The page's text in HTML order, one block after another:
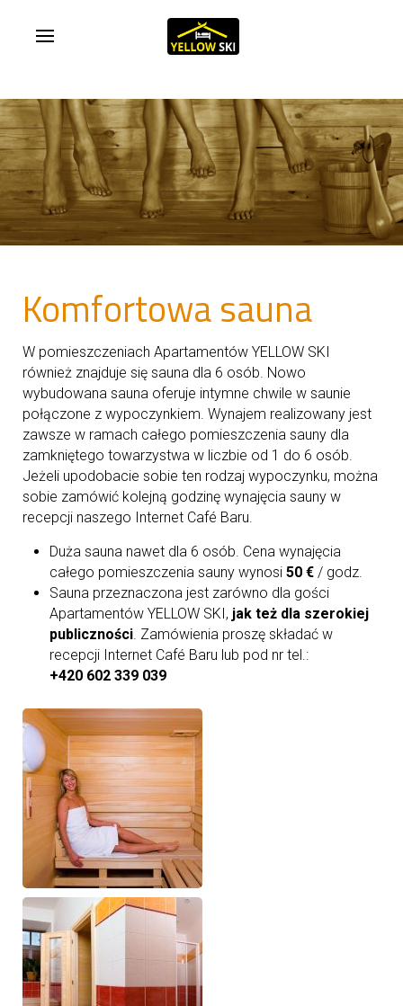
Komfortowa sauna
W pomieszczeniach Apartamentów YELLOW SKI
również znajduje się sauna dla 6 osób. Nowo
wybudowana sauna oferuje intymne chwile w saunie
połączone z wypoczynkiem. Wynajem realizowany jest
zawsze w ramach całego pomieszczenia sauny dla
zamkniętego towarzystwa w liczbie od 1 do 6 osób.
Jeżeli upodobacie sobie ten rodzaj wypoczynku, można
sobie zamówić kolejną godzinę wynajęcia sauny w
recepcji naszego Internet Café Baru.
Duża sauna nawet dla 6 osób. Cena wynajęcia
całego pomieszczenia sauny wynosi 50 € / godz.
Sauna przeznaczona jest zarówno dla gości
Apartamentów YELLOW SKI, jak też dla szerokiej
publiczności. Zamówienia proszę składać w
recepcji Internet Café Baru lub pod nr tel.:
+420 602 339 039